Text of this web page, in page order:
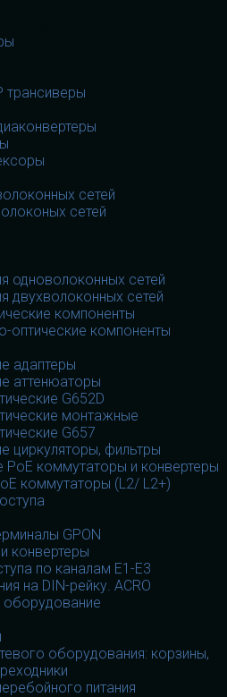
трансиверы
сетей
сетей
одноволоконных сетей
двухволоконных сетей
компоненты
оптические компоненты
адаптеры
аттенюаторы
G652D
монтажные
G657
циркуляторы, фильтры
PoE коммутаторы и конвертеры
коммутаторы (L2/ L2+)
GPON
конвертеры
по каналам E1-E3
на DIN-рейку. ACRO
оборудование
оборудования: корзины,
питания